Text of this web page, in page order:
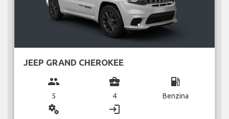
JEEP GRAND CHEROKEE
group
5
business_center
4
local_gas_station
Benzina
miscellaneous_services login